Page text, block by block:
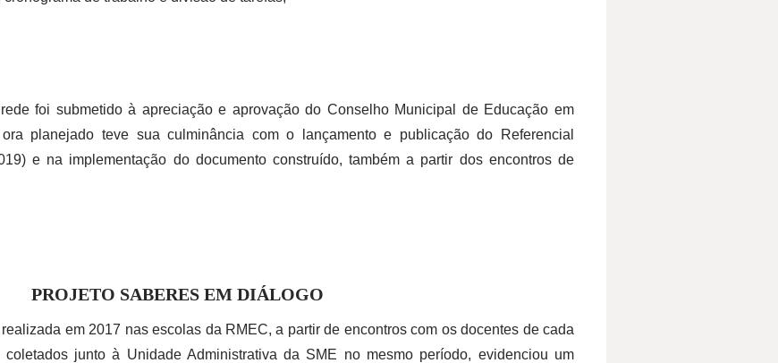
foi submetido à apreciação e aprovação do Conselho Municipal de Educação em
planejado teve sua culminância com o lançamento e publicação do Referencial
e na implementação do documento construído, também a partir dos encontros de
PROJETO SABERES EM DIÁLOGO
em 2017 nas escolas da RMEC, a partir de encontros com os docentes de cada
junto à Unidade Administrativa da SME no mesmo período, evidenciou um